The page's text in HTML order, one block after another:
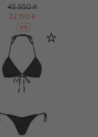
45 950 ₽
32 150 ₽
-30%